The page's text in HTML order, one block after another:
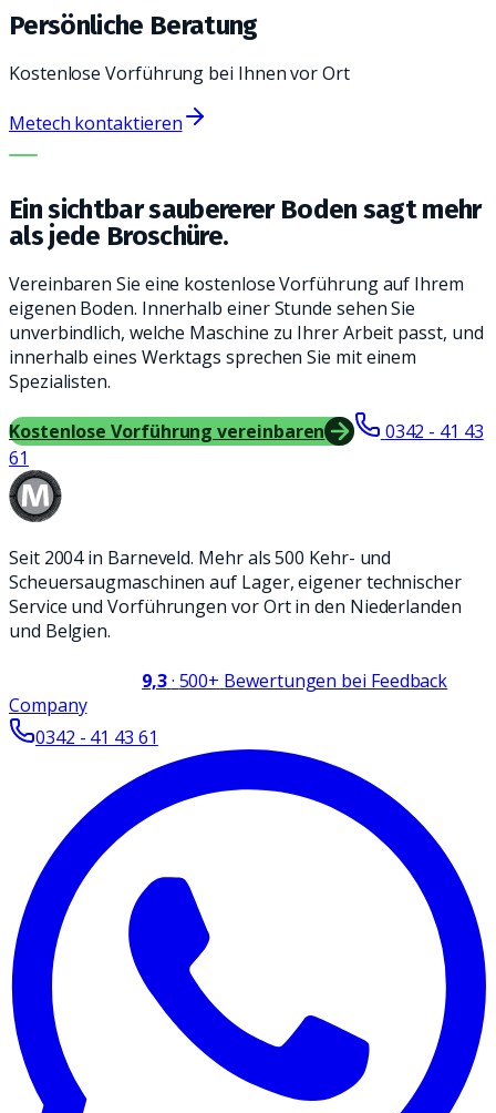
Persönliche Beratung
Kostenlose Vorführung bei Ihnen vor Ort
Metech kontaktieren
DIE RICHTIGE MASCHINE. DER BESTE SERVICE.
Ein sichtbar saubererer Boden sagt mehr
als jede Broschüre.
Vereinbaren Sie eine kostenlose Vorführung auf Ihrem
eigenen Boden. Innerhalb einer Stunde sehen Sie
unverbindlich, welche Maschine zu Ihrer Arbeit passt, und
innerhalb eines Werktags sprechen Sie mit einem
Spezialisten.
Kostenlose Vorführung vereinbaren
0342 - 41 43
61
Seit 2004 in Barneveld. Mehr als 500 Kehr- und
Scheuersaugmaschinen auf Lager, eigener technischer
Service und Vorführungen vor Ort in den Niederlanden
und Belgien.
9,3· 500+ Bewertungen bei Feedback
Company
0342 - 41 43 61